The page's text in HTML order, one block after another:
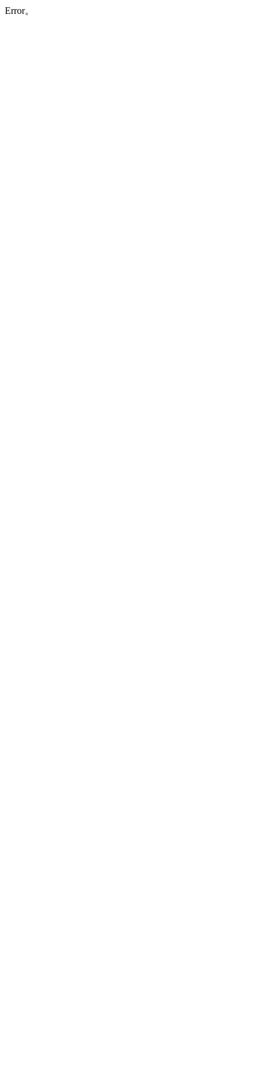
Error。